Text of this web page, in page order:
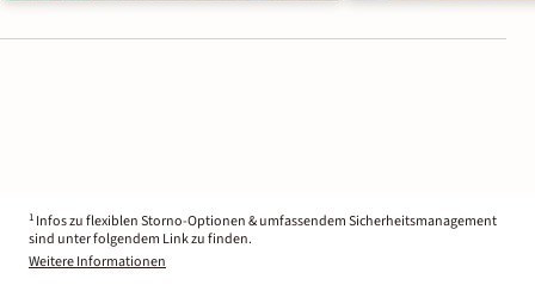
1 Infos zu flexiblen Storno-Optionen & umfassendem Sicherheitsmanagement
sind unter folgendem Link zu finden.
Weitere Informationen